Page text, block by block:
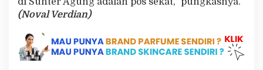
(Noval Verdian)